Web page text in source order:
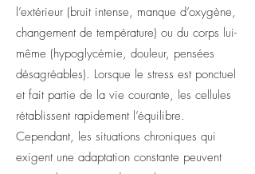
l’extérieur (bruit intense, manque d’oxygène,
changement de température) ou du corps lui-
même (hypoglycémie, douleur, pensées
désagréables). Lorsque le stress est ponctuel
et fait partie de la vie courante, les cellules
rétablissent rapidement l’équilibre.
Cependant, les situations chroniques qui
exigent une adaptation constante peuvent